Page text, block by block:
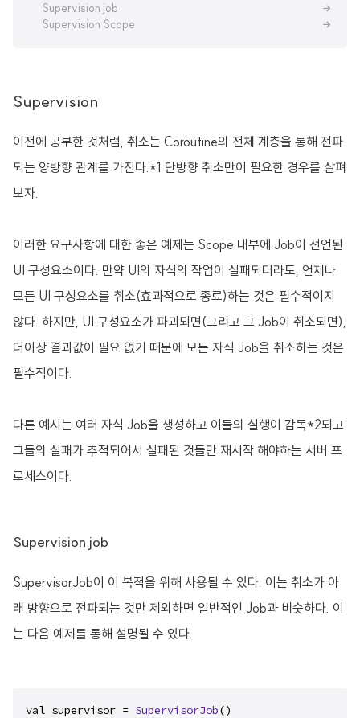
Supervision job
Supervision Scope
Supervision
이전에 공부한 것처럼, 취소는 Coroutine의 전체 계층을 통해 전파
되는 양방향 관계를 가진다.*1 단방향 취소만이 필요한 경우를 살펴
보자.
이러한 요구사항에 대한 좋은 예제는 Scope 내부에 Job이 선언된
UI 구성요소이다. 만약 UI의 자식의 작업이 실패되더라도, 언제나
모든 UI 구성요소를 취소(효과적으로 종료)하는 것은 필수적이지
않다. 하지만, UI 구성요소가 파괴되면(그리고 그 Job이 취소되면),
더이상 결과값이 필요 없기 때문에 모든 자식 Job을 취소하는 것은
필수적이다.
다른 예시는 여러 자식 Job을 생성하고 이들의 실행이 감독*2되고
그들의 실패가 추적되어서 실패된 것들만 재시작 해야하는 서버 프
로세스이다.
Supervision job
SupervisorJob이 이 복적을 위해 사용될 수 있다. 이는 취소가 아
래 방향으로 전파되는 것만 제외하면 일반적인 Job과 비슷하다. 이
는 다음 예제를 통해 설명될 수 있다.
val supervisor = SupervisorJob